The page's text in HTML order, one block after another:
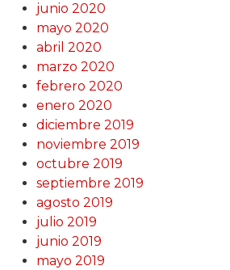
junio 2020
mayo 2020
abril 2020
marzo 2020
febrero 2020
enero 2020
diciembre 2019
noviembre 2019
octubre 2019
septiembre 2019
agosto 2019
julio 2019
junio 2019
mayo 2019